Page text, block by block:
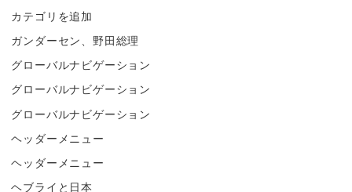
カテゴリを追加
ガンダーセン、野田総理
グローバルナビゲーション
グローバルナビゲーション
グローバルナビゲーション
ヘッダーメニュー
ヘッダーメニュー
ヘブライと日本